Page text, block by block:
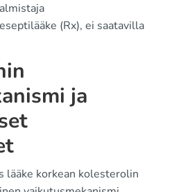
(Rx), ei saatavilla
ja
lääke korkean kolesterolin